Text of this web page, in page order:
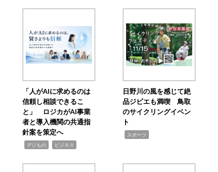
「人がAIに求めるのは
信頼し相談できるこ
と」 ロジカがAI事業
者と導入機関の共通指
針案を策定へ
デジもの ビジネス
日野川の風を感じて絶
品ジビエも満喫 鳥取
のサイクリングイベン
ト
スポーツ